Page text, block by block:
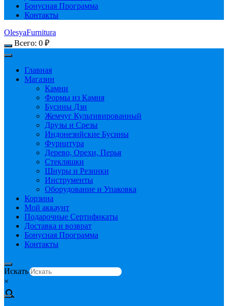
Бонусная Программа
Контакты
OlesyaFurnitura
Всего: 0 ₽
Главная
Магазин
Камни
Формы из Камня
Бусины Дзи
Жемчуг Культивированный
Друзы и Срезы
Индонезийские Бусины
Фурнитура
Дерево, Орехи, Перья
Стекляшки
Шнуры и Резинки
Инструменты
Оборудование и Упаковка
Корзина
Мой аккаунт
Подарочные Сертификаты
Доставка и возврат
Бонусная Программа
Контакты
Искать
×